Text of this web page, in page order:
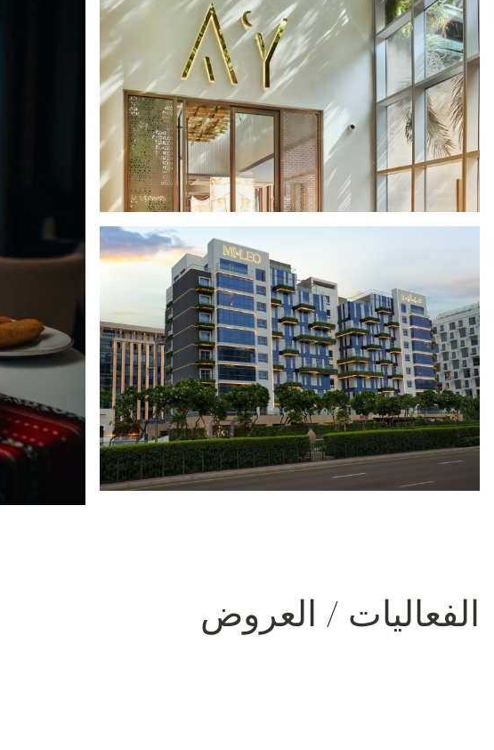
الفعاليات / العروض